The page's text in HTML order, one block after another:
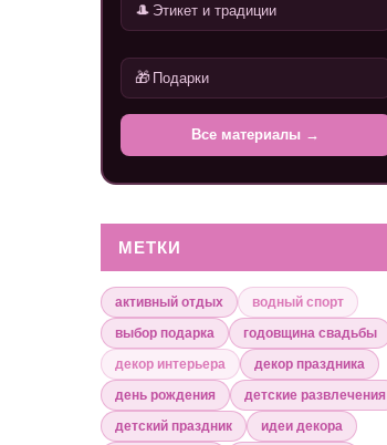
🎩 Этикет и традиции
🎁 Подарки
Все материалы →
МЕТКИ
активный отдых
водный спорт
выбор подарка
годовщина свадьбы
декор интерьера
декор праздника
день рождения
детские развлечения
детский праздник
идеи декора